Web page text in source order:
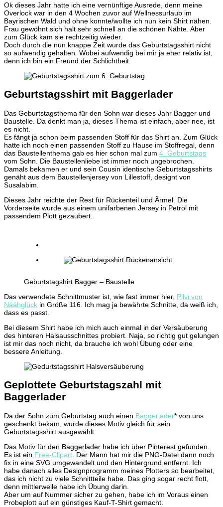
Ok dieses Jahr hatte ich eine vernünftige Ausrede, denn meine
Overlock war in den 4 Wochen zuvor auf Wellnessurlaub im
Bayrischen Wald und ohne konnte/wollte ich nun kein Shirt nähen.
Frau gewöhnt sich halt sehr schnell an die schönen Nähte. Aber
zum Glück kam sie rechtzeitig wieder.
Doch durch die nun knappe Zeit wurde das Geburtstagsshirt nicht
so aufwendig gehalten. Wobei aufwendig bei mir ja eher relativ ist,
denn ich bin ein Freund der Schlichtheit.
Geburtstagsshirt mit Baggerlader
Das Geburtstagsthema für den Sohn war dieses Jahr Bagger und
Baustelle. Da denkt man ja, dieses Thema ist einfach, aber nee, ist
es nicht.
Es fängt ja schon beim passenden Stoff für das Shirt an. Zum Glück
hatte ich noch einen passenden Stoff zu Hause im Stoffregal, denn
das Baustellenthema gab es hier schon mal zum 4. Geburtstags
vom Sohn. Die Baustellenliebe ist immer noch ungebrochen.
Damals bekamen er und sein Cousin identische Geburtstagsshirts
genäht aus dem Baustellenjersey von Lillestoff, designt von
Susalabim.
Dieses Jahr reichte der Rest für Rückenteil und Ärmel. Die
Vorderseite wurde aus einem unifarbenen Jersey in Petrol mit
passendem Plott gezaubert.
Geburtstagshirt Bagger – Baustelle
Das verwendete Schnittmuster ist, wie fast immer hier, Pilvi von
Näähglück in Größe 116. Ich mag ja bewährte Schnitte, da weiß ich,
dass es passt.
Bei diesem Shirt habe ich mich auch einmal in der Versäuberung
des hinteren Halsausschnittes probiert. Naja, so richtig gut gelungen
ist mir das noch nicht, da brauche ich wohl Übung oder eine
bessere Anleitung.
Geplottete Geburtstagszahl mit
Baggerlader
Da der Sohn zum Geburtstag auch einen Baggerlader* von uns
geschenkt bekam, wurde dieses Motiv gleich für sein
Geburtstagsshirt ausgewählt.
Das Motiv für den Baggerlader habe ich über Pinterest gefunden.
Es ist ein Free-Clipart . Der Mann hat mir die PNG-Datei dann noch
fix in eine SVG umgewandelt und den Hintergrund entfernt. Ich
habe danach alles Designprogramm meines Plotters so bearbeitet,
das ich nicht zu viele Schnittteile habe. Das ging sogar recht flott,
denn mittlerweile habe ich Übung darin.
Aber um auf Nummer sicher zu gehen, habe ich im Voraus einen
Probeplott auf ein günstiges Kauf-T-Shirt gemacht.